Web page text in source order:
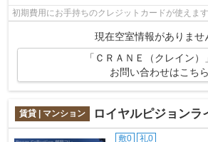
初期費用にお手持ちのクレジットカードが使えま
現在空室情報がありませ
「ＣＲＡＮＥ（クレイン）
お問い合わせはこちら
賃貸 | マンション ロイヤルピジョンラ
敷0 礼0